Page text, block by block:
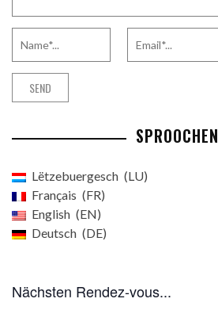
SPROOCHEN
Lëtzebuergesch
LU
Français
FR
English
EN
Deutsch
DE
Nächsten Rendez-vous...